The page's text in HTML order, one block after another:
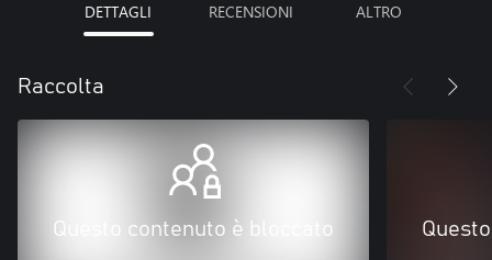
DETTAGLI RECENSIONI ALTRO
Raccolta
Questo contenuto è bloccato